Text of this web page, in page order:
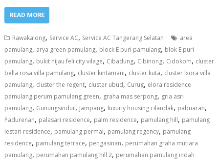
READ MORE
Rawakalong, Service AC, Service AC Tangerang Selatan
area
pamulang, arya green pamulang, block E puri pamulang, blok E puri
pamulang, bukit hijau feli city vilage, Cibadung, Cibinong, Cidokom, cluster
bella rosa villa pamulang, cluster kintamani, cluster kuta, cluster lxora villa
pamulang, cluster the regent, cluster ubud, Curug, elora residence
pamulang.perum pamulang green, graha mas serpong, gria asri
pamulang, Gunungsindur, Jampang, luxuriy housing cilandak, pabuaran,
Padurenan, palasari residence, palm residence, pamulang hill, pamulang
lestari residence, pamulang permai, pamulang regency, pamulang
residence, pamulang terrace, pengasinan, perumahan graha mutiara
pamulang, perumahan pamulang hill 2, perumahan pamulang indah